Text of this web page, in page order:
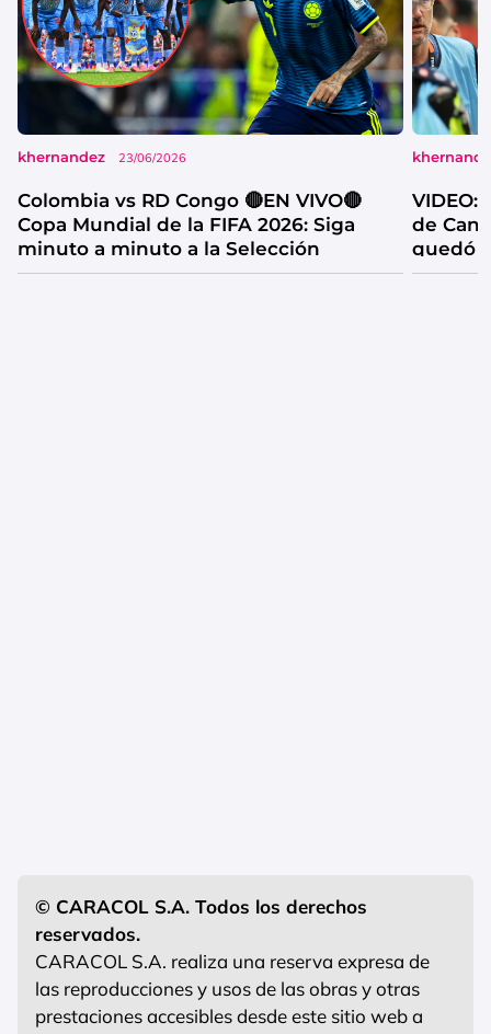
khernandez 23/06/2026
Colombia vs RD Congo 🔴EN VIVO🔴
Copa Mundial de la FIFA 2026: Siga
minuto a minuto a la Selección
VIDEO:
de
quedó
© CARACOL S.A. Todos los derechos
reservados.
CARACOL S.A. realiza una reserva expresa de
las reproducciones y usos de las obras y otras
prestaciones accesibles desde este sitio web a